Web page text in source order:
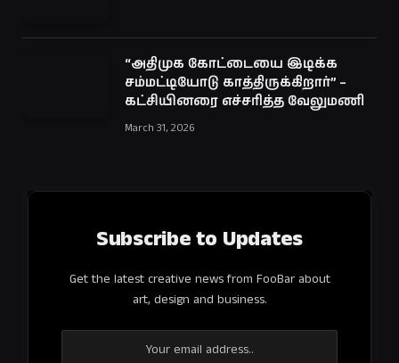
“அதிமுக கோட்டையை இடிக்க
சம்மட்டியோடு காத்திருக்கிறார்” –
கட்சியினரை எச்சரித்த வேலுமணி
March 31, 2026
Subscribe to Updates
Get the latest creative news from FooBar about
art, design and business.